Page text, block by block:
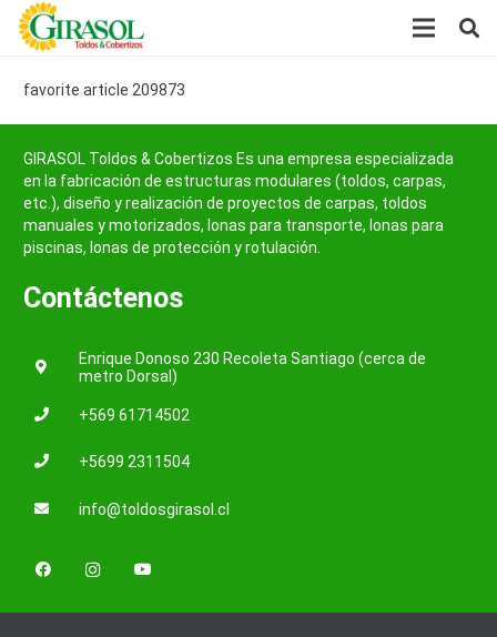
favorite article 209873
GIRASOL Toldos & Cobertizos Es una empresa especializada
en la fabricación de estructuras modulares (toldos, carpas,
etc.), diseño y realización de proyectos de carpas, toldos
manuales y motorizados, lonas para transporte, lonas para
piscinas, lonas de protección y rotulación.
Contáctenos
Enrique Donoso 230 Recoleta Santiago (cerca de
metro Dorsal)
+569 61714502
+5699 2311504
info@toldosgirasol.cl